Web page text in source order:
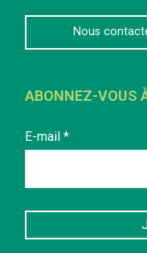
Nous
ABONNEZ-VOUS
E-mail *